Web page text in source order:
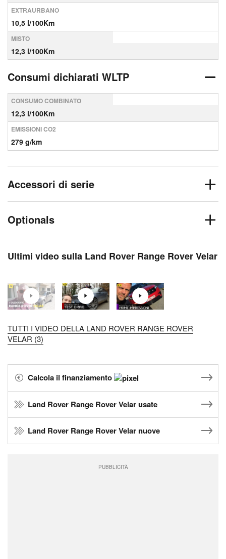
EXTRAURBANO
10,5 l/100Km
MISTO
12,3 l/100Km
Consumi dichiarati WLTP
CONSUMO COMBINATO
12,3 l/100Km
EMISSIONI CO2
279 g/km
Accessori di serie
Optionals
Ultimi video sulla Land Rover Range Rover Velar
TUTTI I VIDEO DELLA LAND ROVER RANGE ROVER
VELAR (3)
Calcola il finanziamento
Land Rover Range Rover Velar usate
Land Rover Range Rover Velar nuove
PUBBLICITÀ